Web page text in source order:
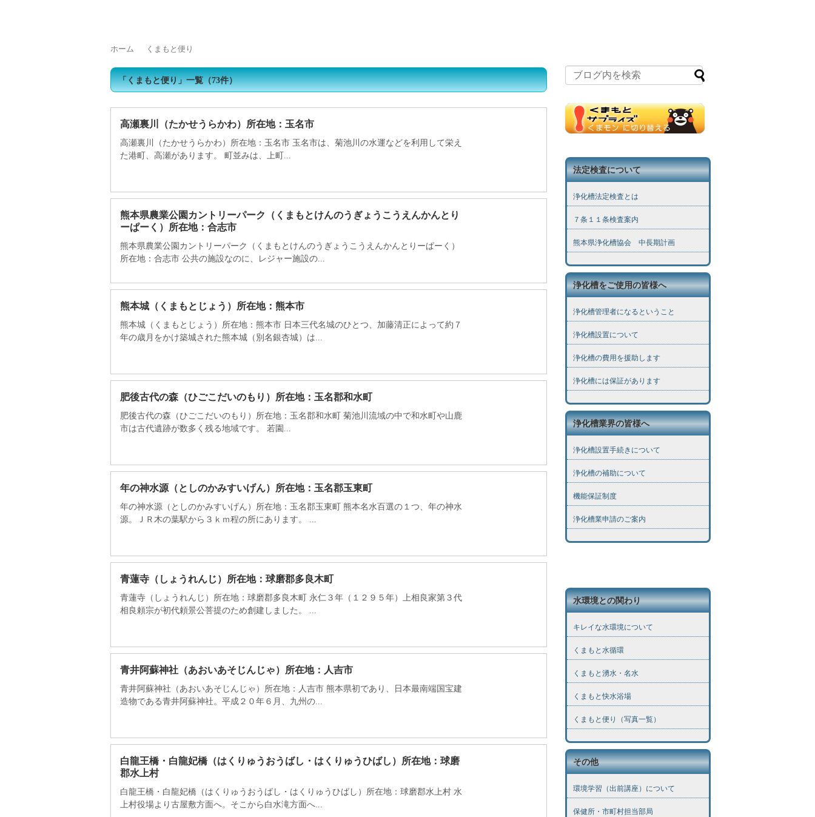
ホーム くまもと便り
「くまもと便り」一覧（73件）
高瀬裏川（たかせうらかわ）所在地：玉名市
高瀬裏川（たかせうらかわ）所在地：玉名市 玉名市は、菊池川の水運などを利用して栄え
た港町、高瀬があります。 町並みは、上町...
熊本県農業公園カントリーパーク（くまもとけんのうぎょうこうえんかんとり
ーぱーく）所在地：合志市
熊本県農業公園カントリーパーク（くまもとけんのうぎょうこうえんかんとりーぱーく）
所在地：合志市 公共の施設なのに、レジャー施設の...
熊本城（くまもとじょう）所在地：熊本市
熊本城（くまもとじょう）所在地：熊本市 日本三代名城のひとつ、加藤清正によって約７
年の歳月をかけ築城された熊本城（別名銀杏城）は...
肥後古代の森（ひごこだいのもり）所在地：玉名郡和水町
肥後古代の森（ひごこだいのもり）所在地：玉名郡和水町 菊池川流域の中で和水町や山鹿
市は古代遺跡が数多く残る地域です。 若園...
年の神水源（としのかみすいげん）所在地：玉名郡玉東町
年の神水源（としのかみすいげん）所在地：玉名郡玉東町 熊本名水百選の１つ、年の神水
源。ＪＲ木の葉駅から３ｋｍ程の所にあります。 ...
青蓮寺（しょうれんじ）所在地：球磨郡多良木町
青蓮寺（しょうれんじ）所在地：球磨郡多良木町 永仁３年（１２９５年）上相良家第３代
相良頼宗が初代頼景公菩提のため創建しました。 ...
青井阿蘇神社（あおいあそじんじゃ）所在地：人吉市
青井阿蘇神社（あおいあそじんじゃ）所在地：人吉市 熊本県初であり、日本最南端国宝建
造物である青井阿蘇神社。平成２０年６月、九州の...
白龍王橋・白龍妃橋（はくりゅうおうばし・はくりゅうひばし）所在地：球磨
郡水上村
白龍王橋・白龍妃橋（はくりゅうおうばし・はくりゅうひばし）所在地：球磨郡水上村 水
上村役場より古屋敷方面へ。そこから白水滝方面へ...
法定検査について
浄化槽法定検査とは
７条１１条検査案内
熊本県浄化槽協会 中長期計画
浄化槽をご使用の皆様へ
浄化槽管理者になるということ
浄化槽設置について
浄化槽の費用を援助します
浄化槽には保証があります
浄化槽業界の皆様へ
浄化槽設置手続きについて
浄化槽の補助について
機能保証制度
浄化槽業申請のご案内
水環境との関わり
キレイな水環境について
くまもと水循環
くまもと湧水・名水
くまもと快水浴場
くまもと便り（写真一覧）
その他
環境学習（出前講座）について
保健所・市町村担当部局